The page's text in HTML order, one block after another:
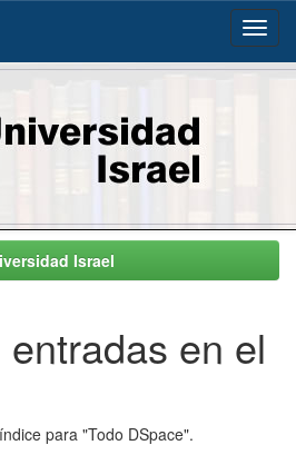
Israel
en el
para "Todo DSpace".